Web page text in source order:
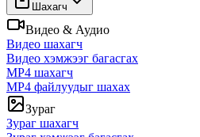
Шахагч
Видео & Аудио
Видео шахагч
Видео хэмжээг багасгах
MP4 шахагч
MP4 файлуудыг шахах
Зураг
Зураг шахагч